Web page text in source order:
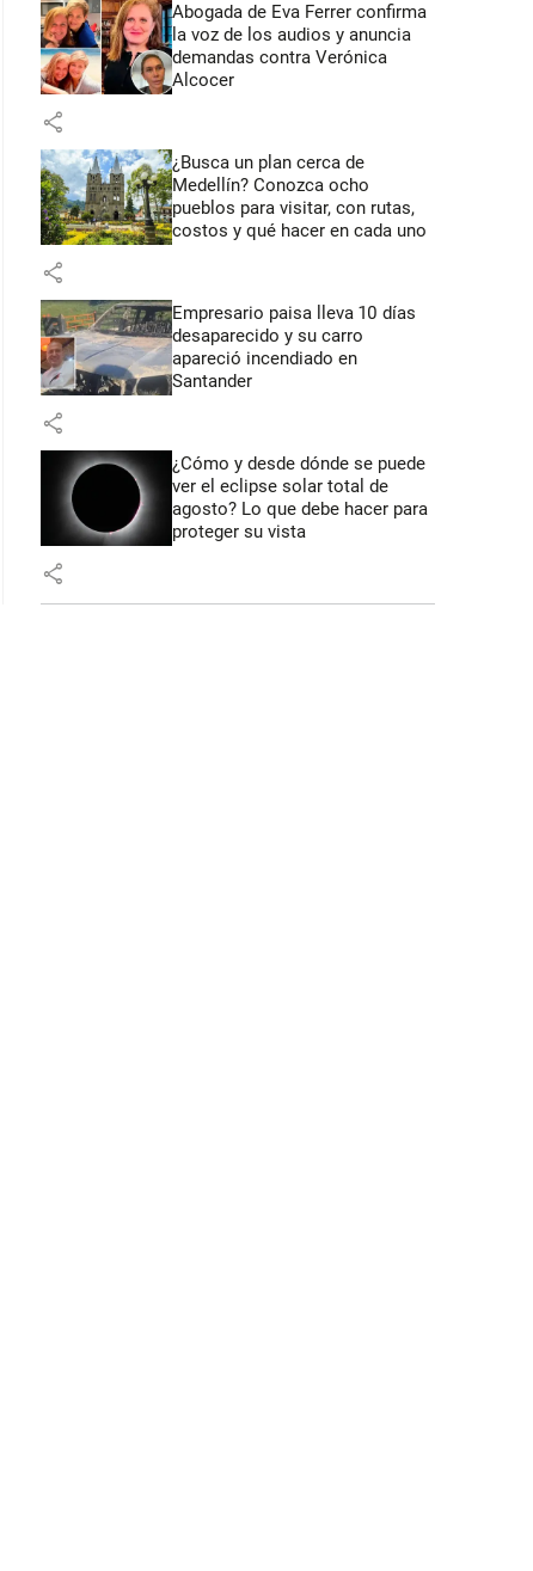
segundos
Abogada de Eva Ferrer confirma
la voz de los audios y anuncia
demandas contra Verónica
Alcocer
share
¿Busca un plan cerca de
Medellín? Conozca ocho
pueblos para visitar, con rutas,
costos y qué hacer en cada uno
share
Empresario paisa lleva 10 días
desaparecido y su carro
apareció incendiado en
Santander
share
¿Cómo y desde dónde se puede
ver el eclipse solar total de
agosto? Lo que debe hacer para
proteger su vista
share